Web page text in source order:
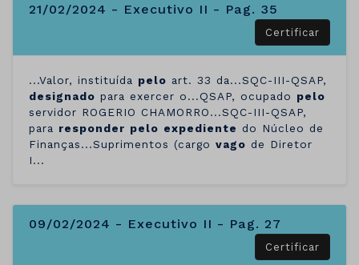
21/02/2024 - Executivo II - Pag. 35
Certificar
...Valor, instituída pelo art. 33 da...SQC-III-QSAP,
designado para exercer o...QSAP, ocupado pelo
servidor ROGERIO CHAMORRO...SQC-III-QSAP,
para responder pelo expediente do Núcleo de
Finanças...Suprimentos (cargo vago de Diretor
I...
09/02/2024 - Executivo II - Pag. 27
Certificar